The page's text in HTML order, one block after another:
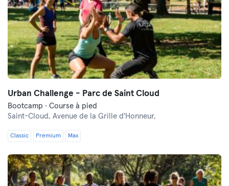
Urban Challenge - Parc de Saint Cloud
Bootcamp · Course à pied
Saint-Cloud, Avenue de la Grille d'Honneur,
Classic Premium Max